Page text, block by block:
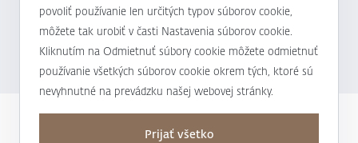
Slovenskí milionári podporujú opatrenia, ktoré
môžu zlepšiť dostupnosť bývania pre mladých
ľudí
povoliť používanie len určitých typov súborov cookie,
môžete tak urobiť v časti Nastavenia súborov cookie.
Kliknutím na Odmietnuť súbory cookie môžete odmietnuť
používanie všetkých súborov cookie okrem tých, ktoré sú
nevyhnutné na prevádzku našej webovej stránky.
Prijať všetko